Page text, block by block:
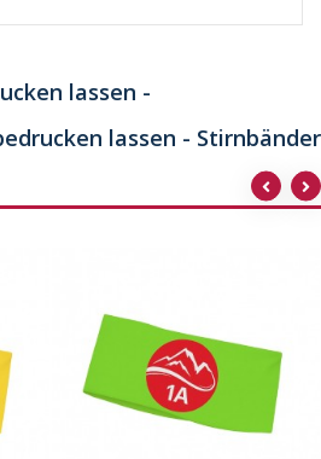
lassen -
lassen - Stirnbänder